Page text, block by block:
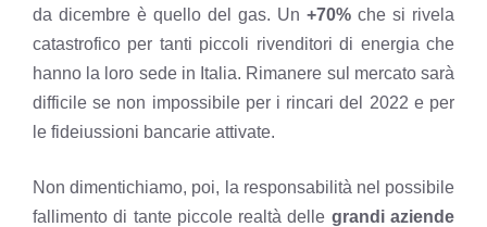
da dicembre è quello del gas. Un +70% che si rivela
catastrofico per tanti piccoli rivenditori di energia che
hanno la loro sede in Italia. Rimanere sul mercato sarà
difficile se non impossibile per i rincari del 2022 e per
le fideiussioni bancarie attivate.
Non dimentichiamo, poi, la responsabilità nel possibile
fallimento di tante piccole realtà delle grandi aziende